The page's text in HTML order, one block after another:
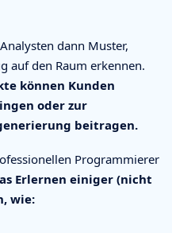
dann Muster,
auf den Raum erkennen.
können Kunden
oder zur
beitragen.
Programmierer
Erlernen einiger (nicht
wie: